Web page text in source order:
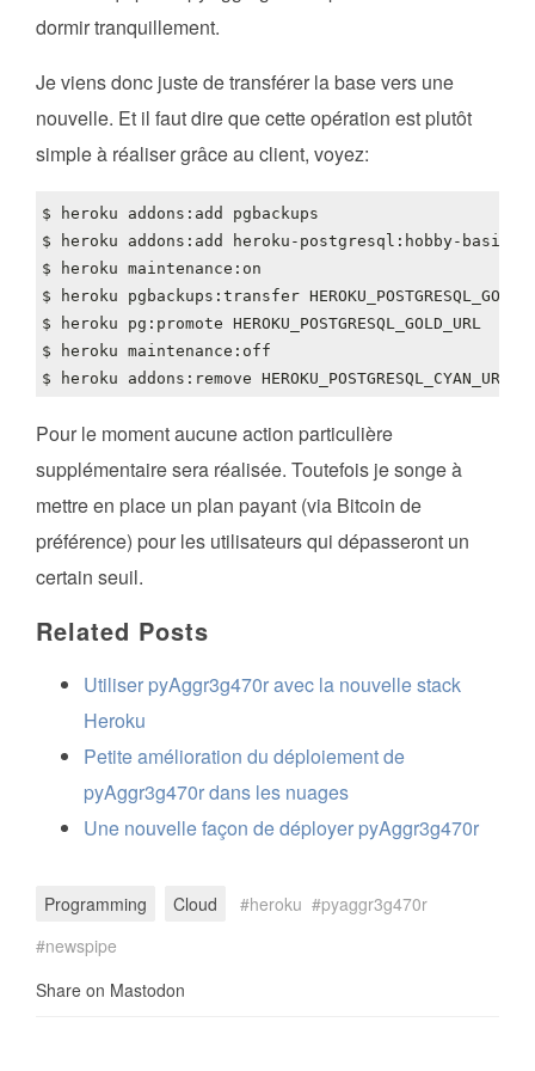
dormir tranquillement.
Je viens donc juste de transférer la base vers une
nouvelle. Et il faut dire que cette opération est plutôt
simple à réaliser grâce au client, voyez:
Pour le moment aucune action particulière
supplémentaire sera réalisée. Toutefois je songe à
mettre en place un plan payant (via Bitcoin de
préférence) pour les utilisateurs qui dépasseront un
certain seuil.
Related Posts
Utiliser pyAggr3g470r avec la nouvelle stack
Heroku
Petite amélioration du déploiement de
pyAggr3g470r dans les nuages
Une nouvelle façon de déployer pyAggr3g470r
Programming Cloud heroku
pyaggr3g470r
newspipe
Share on Mastodon